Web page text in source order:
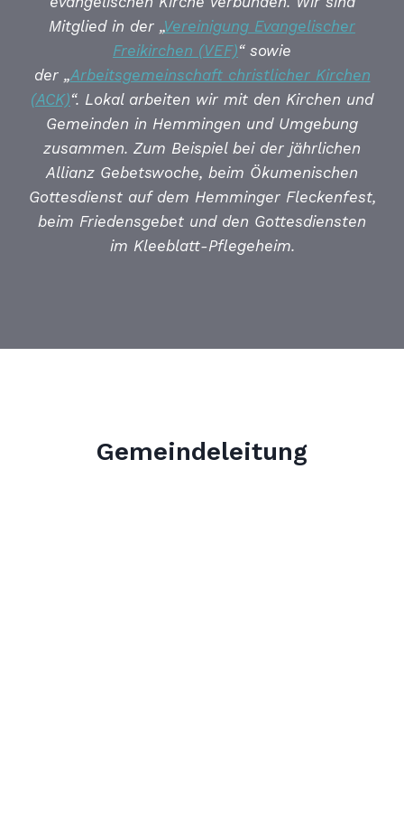
Mitglied in der „Vereinigung Evangelischer
Freikirchen (VEF)“ sowie
der „Arbeitsgemeinschaft christlicher Kirchen
(ACK)“. Lokal arbeiten wir mit den Kirchen und
Gemeinden in Hemmingen und Umgebung
zusammen. Zum Beispiel bei der jährlichen
Allianz Gebetswoche, beim Ökumenischen
Gottesdienst auf dem Hemminger Fleckenfest,
beim Friedensgebet und den Gottesdiensten
im Kleeblatt-Pflegeheim.
Gemeindeleitung